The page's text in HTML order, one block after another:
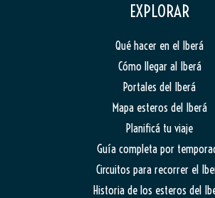
EXPLORAR
Qué hacer en el Iberá
Cómo llegar al Iberá
Portales del Iberá
Mapa esteros del Iberá
Planificá tu viaje
Guía completa por
Circuitos para recorrer el
Historia de los esteros del